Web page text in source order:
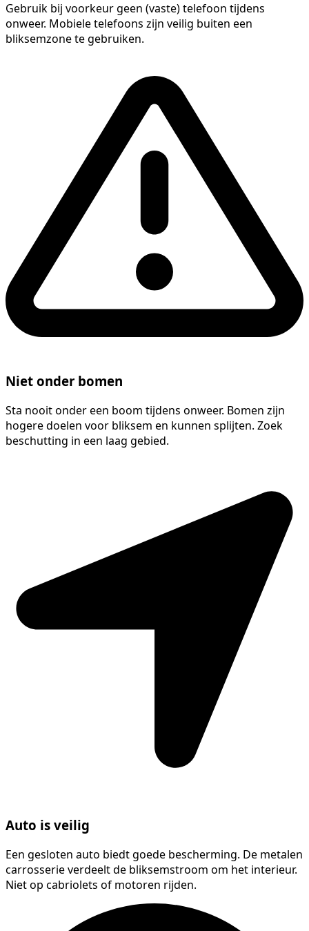
Gebruik bij voorkeur geen (vaste) telefoon tijdens
onweer. Mobiele telefoons zijn veilig buiten een
bliksemzone te gebruiken.
Niet onder bomen
Sta nooit onder een boom tijdens onweer. Bomen zijn
hogere doelen voor bliksem en kunnen splijten. Zoek
beschutting in een laag gebied.
Auto is veilig
Een gesloten auto biedt goede bescherming. De metalen
carrosserie verdeelt de bliksemstroom om het interieur.
Niet op cabriolets of motoren rijden.